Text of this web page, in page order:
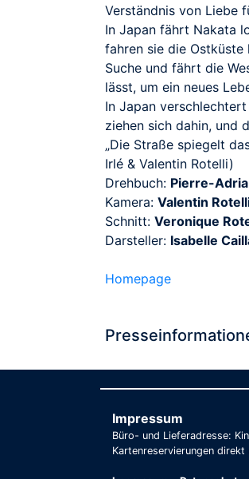
Verständnis von Liebe
In Japan fährt Nakata
fahren sie die Ostküste
Suche und fährt die
lässt, um ein neues
In Japan
ziehen sich dahin, und
„Die Straße spiegelt
Irlé & Valentin Rotelli)
Drehbuch: Pierre-
Kamera: Valentin
Schnitt: Veronique
Darsteller: Isabelle
Homepage
Impressum
Büro- und Lieferadresse:
Kartenreservierungen direkt